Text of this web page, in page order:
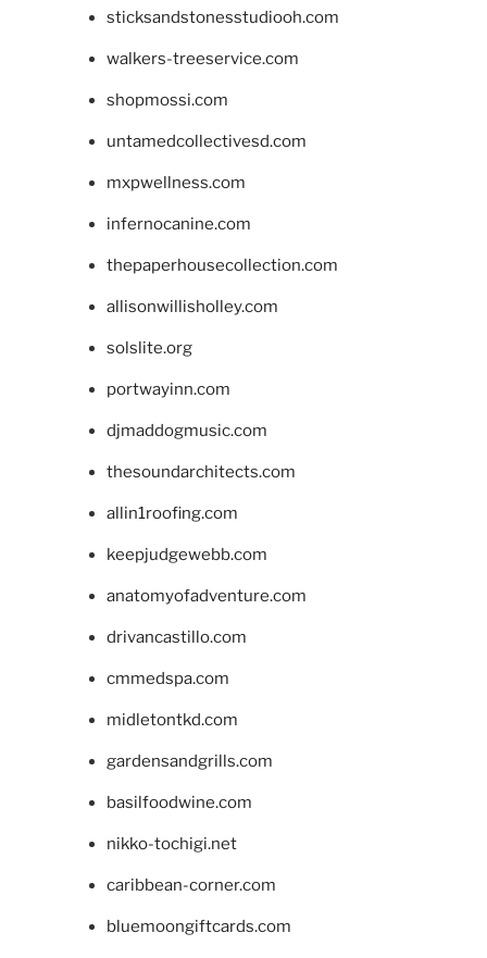
sticksandstonesstudiooh.com
walkers-treeservice.com
shopmossi.com
untamedcollectivesd.com
mxpwellness.com
infernocanine.com
thepaperhousecollection.com
allisonwillisholley.com
solslite.org
portwayinn.com
djmaddogmusic.com
thesoundarchitects.com
allin1roofing.com
keepjudgewebb.com
anatomyofadventure.com
drivancastillo.com
cmmedspa.com
midletontkd.com
gardensandgrills.com
basilfoodwine.com
nikko-tochigi.net
caribbean-corner.com
bluemoongiftcards.com